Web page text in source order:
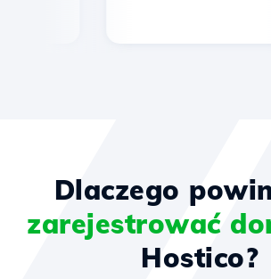
Dlaczego
zarejestrować
Hostico?